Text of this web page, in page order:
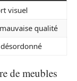
visuel
qualité
de meubles